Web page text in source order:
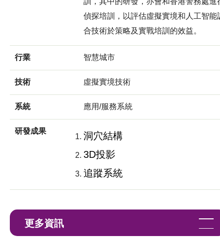
偵探培訓，以評估虛擬實境和人工智能
合技術於策略及實戰培訓的效益。
行業 智慧城市
技術 虛擬實境技術
系統 應用/服務系統
研發成果
洞穴結構
3D投影
追蹤系統
更多資訊